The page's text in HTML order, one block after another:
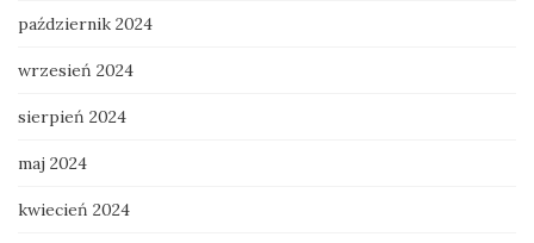
październik 2024
wrzesień 2024
sierpień 2024
maj 2024
kwiecień 2024